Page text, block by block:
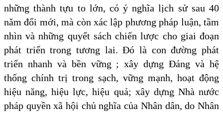
những thành tựu to lớn, có ý nghĩa lịch sử sau 40
năm đổi mới, mà còn xác lập phương pháp luận, tầm
nhìn và những quyết sách chiến lược cho giai đoạn
phát triển trong tương lai. Đó là con đường phát
triển nhanh và bền vững ; xây dựng Đảng và hệ
thống chính trị trong sạch, vững mạnh, hoạt động
hiệu năng, hiệu lực, hiệu quả; xây dựng Nhà nước
pháp quyền xã hội chủ nghĩa của Nhân dân, do Nhân